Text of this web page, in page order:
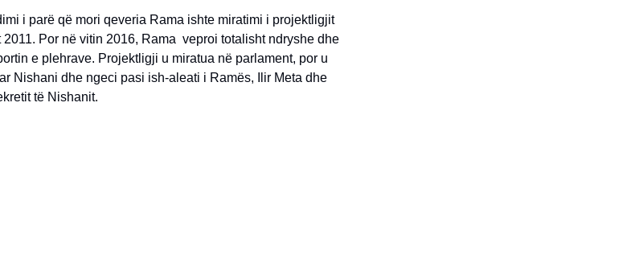
i parë që mori qeveria Rama ishte miratimi i projektligjit
Por në vitin 2016, Rama veproi totalisht ndryshe dhe
e plehrave. Projektligji u miratua në parlament, por u
Nishani dhe ngeci pasi ish-aleati i Ramës, Ilir Meta dhe
të Nishanit.